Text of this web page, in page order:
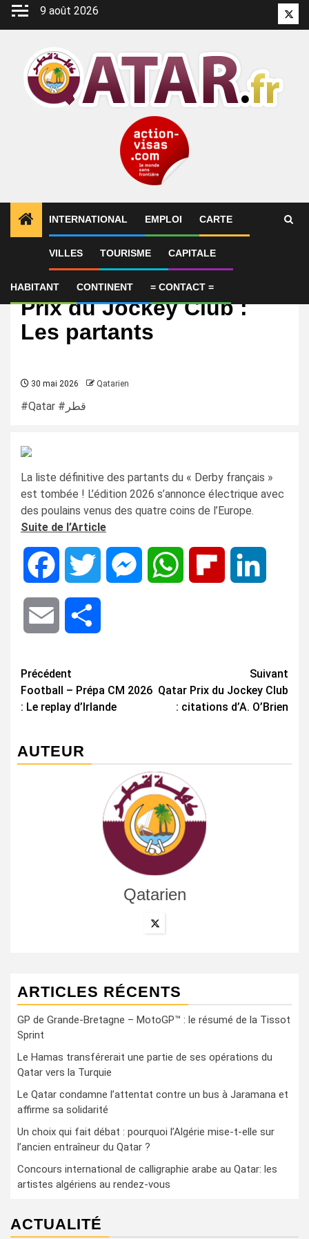
Aller
9 août 2026
INTERNATIONAL EMPLOI CARTE
VILLES TOURISME CAPITALE
HABITANT CONTINENT = CONTACT =
International
Dimanche à Chantilly
Prix du Jockey Club :
Les partants
30 mai 2026 Qatarien
#Qatar #قطر
La liste définitive des partants du « Derby français »
est tombée ! L’édition 2026 s’annonce électrique avec
des poulains venus des quatre coins de l’Europe.
Suite de l’Article
Facebook Twitter MessengerWhatsApp Flipboard
Email
Navigation
d’article
Précédent
Football – Prépa CM 2026
: Le replay d’Irlande
Suivant
Qatar Prix du Jockey Club
: citations d’A. O’Brien
AUTEUR
Qatarien
ARTICLES RÉCENTS
GP de Grande-Bretagne – MotoGP™ : le résumé de la Tissot
Sprint
Le Hamas transférerait une partie de ses opérations du
Qatar vers la Turquie
Le Qatar condamne l’attentat contre un bus à Jaramana et
affirme sa solidarité
Un choix qui fait débat : pourquoi l’Algérie mise-t-elle sur
l’ancien entraîneur du Qatar ?
Concours international de calligraphie arabe au Qatar: les
artistes algériens au rendez-vous
ACTUALITÉ